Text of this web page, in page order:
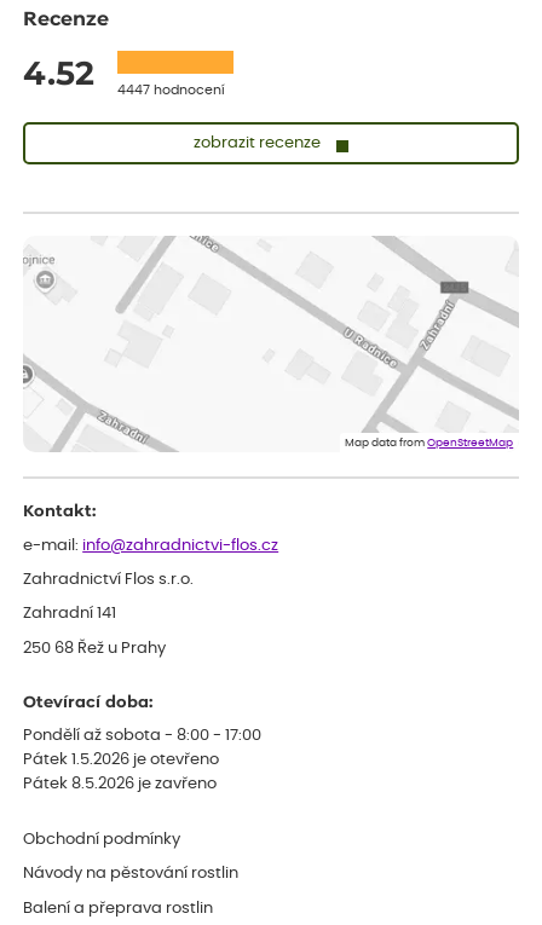
Recenze
4.52 4447 hodnocení
zobrazit recenze
vše v naprostém pořádku
ověřený nákup před 1 dnem
Jana
Flos je nejlepší &#129321;
Map data fromOpenStreetMap
Kontakt:
e-mail: info@zahradnictvi-flos.cz
Zahradnictví Flos s.r.o.
Zahradní 141
250 68 Řež u Prahy
Otevírací doba:
Pondělí až sobota - 8:00 - 17:00
Pátek 1.5.2026 je otevřeno
Pátek 8.5.2026 je zavřeno
Obchodní podmínky
Návody na pěstování rostlin
Balení a přeprava rostlin